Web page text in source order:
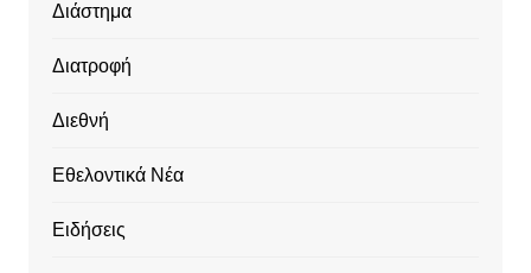
Διάστημα
Διατροφή
Διεθνή
Εθελοντικά Νέα
Ειδήσεις